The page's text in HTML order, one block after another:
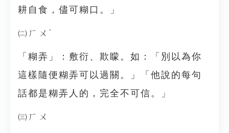
耕自食，儘可糊口。」
㈡ㄏㄨˋ
「糊弄」：敷衍、欺矇。如：「別以為你
這樣隨便糊弄可以過關。」「他說的每句
話都是糊弄人的，完全不可信。」
㈢ㄏㄨ